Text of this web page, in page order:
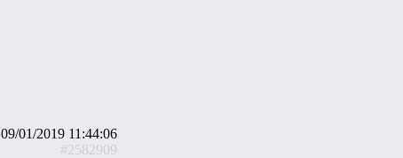
09/01/2019 11:44:06
#2582909